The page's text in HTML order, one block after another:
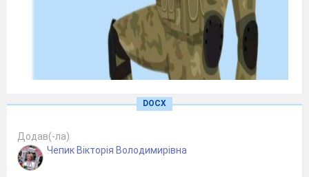
DOCX
Додав(-ла)
Чепик Вікторія Володимирівна